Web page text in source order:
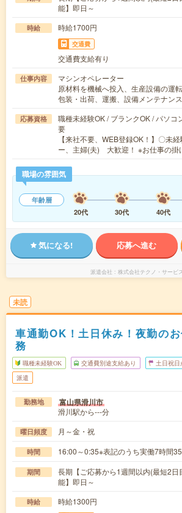
能】即日～
時給 時給1700円
交通費
交通費支給有り
仕事内容
マシンオペレーター
原材料を機械へ投入、生産設備の運
包装・出荷、運搬、設備メンテナン
応募資格
職種未経験OK / ブランクOK / パソコ
要
【来社不要、WEB登録OK！】〇未
ー、主婦(夫) 大歓迎！ ※お仕事の
職場の雰囲気
年齢層
20代
30代 40代
気になる! 応募へ進む
派遣会社 株式会社テクノ・サービ
未読
車通勤OK！土日休み！夜勤の
務
職種未経験OK 交通費別途支給あり 土日祝日
派遣
勤務地 富山県滑川市
滑川駅から---分
曜日頻度 月～金・祝
時間 16:00～0:35※表記のうち実働7時間35
期間
長期【ご応募から1週間以内(最短2
能】即日～
時給 時給1300円